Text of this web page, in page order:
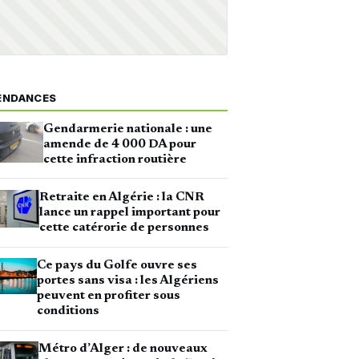
Gendarmerie nationale : une
amende de 4 000 DA pour
cette infraction routière
Retraite en Algérie : la CNR
lance un rappel important pour
cette catérorie de personnes
Ce pays du Golfe ouvre ses
portes sans visa : les Algériens
peuvent en profiter sous
conditions
Métro d’Alger : de nouveaux